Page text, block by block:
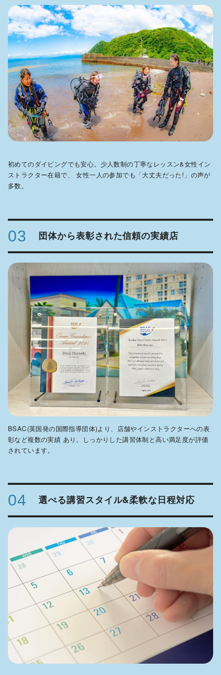
初めてのダイビングでも安心。少人数制の丁寧なレッスン&女性イン
ストラクター在籍で、 女性一人の参加でも「大丈夫だった!」の声が
多数。
03 団体から表彰された信頼の実績店
BSAC(英国発の国際指導団体)より、店舗やインストラクターへの表
彰など複数の実績 あり。しっかりした講習体制と高い満足度が評価
されています。
04 選べる講習スタイル&柔軟な日程対応